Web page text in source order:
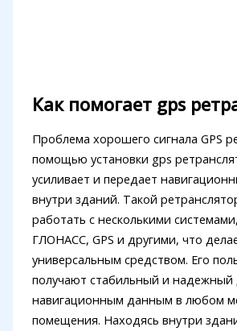
Как помогает gps
Проблема хорошего сигнала GPS
помощью установки gps
усиливает и передает
внутри зданий. Такой
работать с несколькими
ГЛОНАСС, GPS и другими, что
универсальным средством. Его
получают стабильный и надежный
навигационным данным в любом
помещения. Находясь внутри